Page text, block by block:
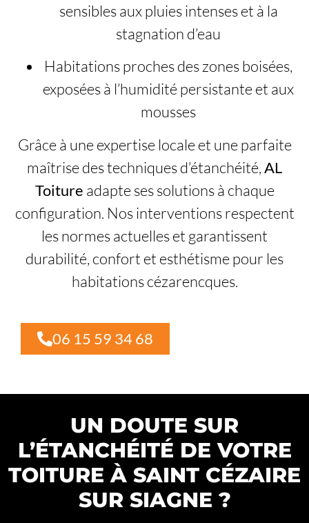
sensibles aux pluies intenses et à la
stagnation d’eau
Habitations proches des zones boisées,
exposées à l’humidité persistante et aux
mousses
Grâce à une expertise locale et une parfaite
maîtrise des techniques d’étanchéité,AL
Toiture adapte ses solutions à chaque
configuration. Nos interventions respectent
les normes actuelles et garantissent
durabilité, confort et esthétisme pour les
habitations cézarencques.
06 15 59 34 68
UN DOUTE SUR
L’ÉTANCHÉITÉ DE VOTRE
TOITURE À SAINT CÉZAIRE
SUR SIAGNE ?